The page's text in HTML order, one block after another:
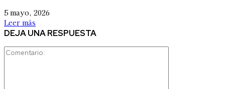
5 mayo, 2026
Leer más
DEJA UNA RESPUESTA